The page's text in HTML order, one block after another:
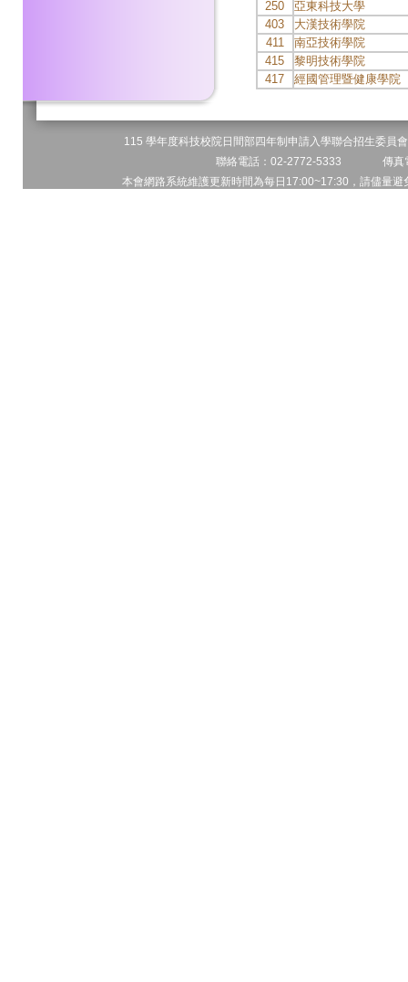
250
亞東科技大學
403
大漢技術學院
411
南亞技術學院
415
黎明技術學院
417
經國管理暨健康學院
115 學年度科技校院日間部四年制申請入學聯合招生委
聯絡電話：02-2772-5333 傳
本會網路系統維護更新時間為每日17:00~17:30，請儘量